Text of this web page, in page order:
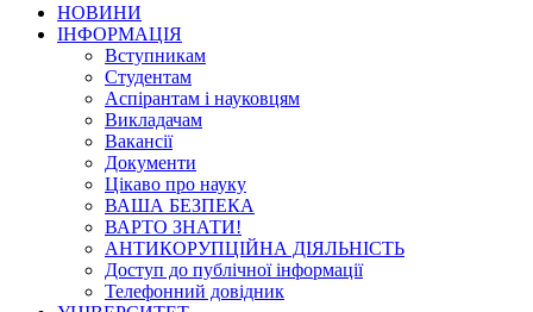
НОВИНИ
ІНФОРМАЦІЯ
Вступникам
Студентам
Аспірантам і науковцям
Викладачам
Вакансії
Документи
Цікаво про науку
ВАША БЕЗПЕКА
ВАРТО ЗНАТИ!
АНТИКОРУПЦІЙНА ДІЯЛЬНІСТЬ
Доступ до публічної інформації
Телефонний довідник